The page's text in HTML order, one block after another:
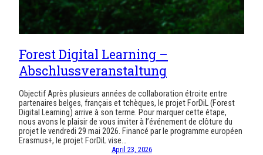
Forest Digital Learning –
Abschlussveranstaltung
Objectif Après plusieurs années de collaboration étroite entre
partenaires belges, français et tchèques, le projet ForDiL (Forest
Digital Learning) arrive à son terme. Pour marquer cette étape,
nous avons le plaisir de vous inviter à l’événement de clôture du
projet le vendredi 29 mai 2026. Financé par le programme européen
Erasmus+, le projet ForDiL vise…
April 23, 2026